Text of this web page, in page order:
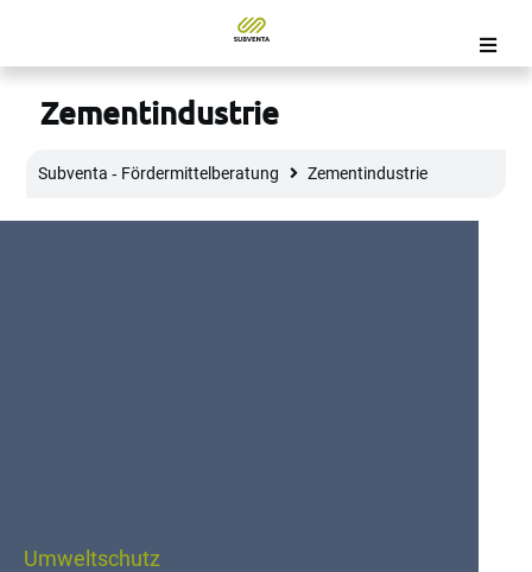
Zementindustrie
Subventa ‐ Fördermittelberatung Zementindustrie
Umweltschutz